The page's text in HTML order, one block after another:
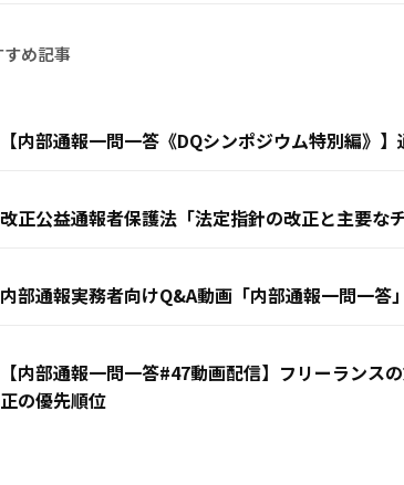
【内部通報一問一答《DQシンポジウム特別編》
改正公益通報者保護法「法定指針の改正と主要な
内部通報実務者向けQ&A動画「内部通報一問一答
【内部通報一問一答#47動画配信】フリーラン
正の優先順位